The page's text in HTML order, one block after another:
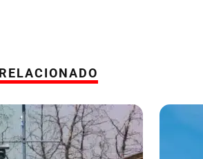
RELACIONADO